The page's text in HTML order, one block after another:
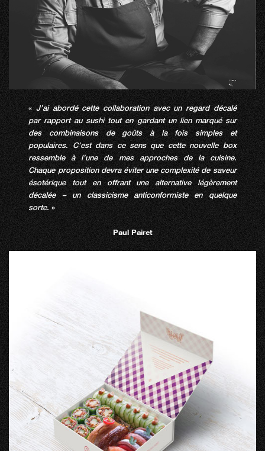
«J’ai abordé cette collaboration avec un regard décalé
par rapport au sushi tout en gardant un lien marqué sur
des combinaisons de goûts à la fois simples et
populaires. C’est dans ce sens que cette nouvelle box
ressemble à l’une de mes approches de la cuisine.
Chaque proposition devra éviter une complexité de saveur
ésotérique tout en offrant une alternative légèrement
décalée – un classicisme anticonformiste en quelque
sorte.»
Paul Pairet